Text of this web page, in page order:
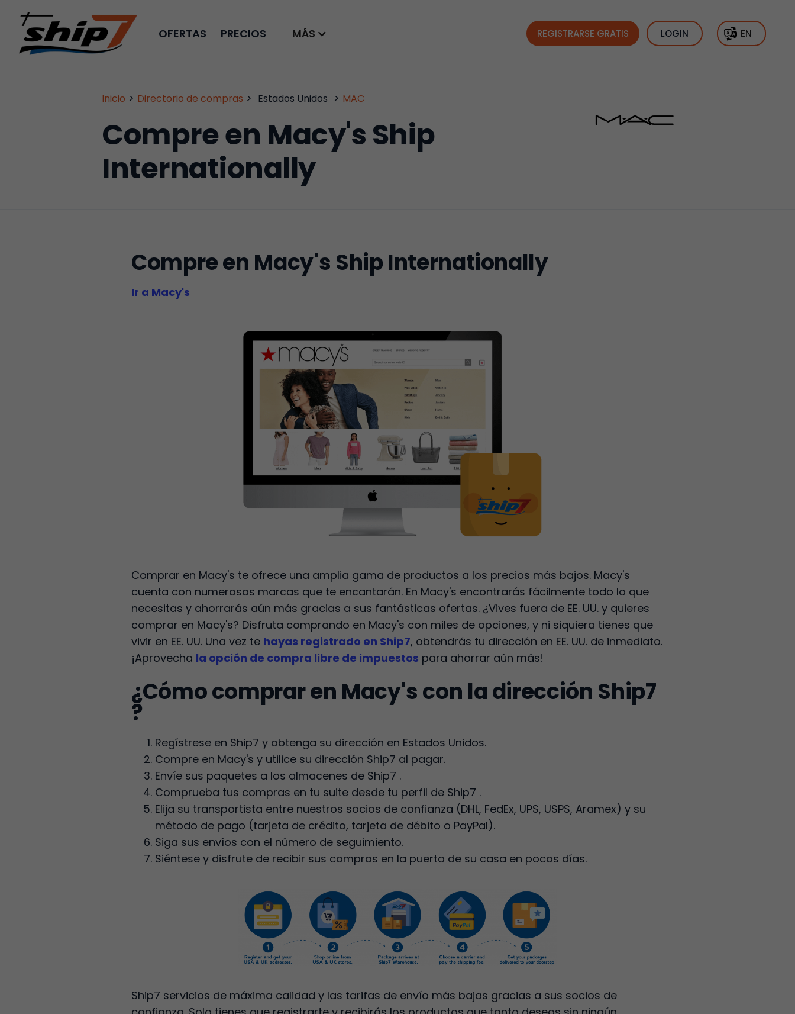
OFERTAS PRECIOS MÁS REGISTRARSE GRATIS LOGIN EN
Inicio > Directorio de compras > Estados Unidos > MAC
Compre en Macy's Ship
Internationally
Compre en Macy's Ship Internationally
Ir a Macy's
Comprar en Macy's te ofrece una amplia gama de productos a los precios más bajos. Macy's
cuenta con numerosas marcas que te encantarán. En Macy's encontrarás fácilmente todo lo que
necesitas y ahorrarás aún más gracias a sus fantásticas ofertas. ¿Vives fuera de EE. UU. y quieres
comprar en Macy's? Disfruta comprando en Macy's con miles de opciones, y ni siquiera tienes que
vivir en EE. UU. Una vez te hayas registrado en Ship7, obtendrás tu dirección en EE. UU. de inmediato.
¡Aprovecha la opción de compra libre de impuestos para ahorrar aún más!
¿Cómo comprar en Macy's con la dirección Ship7
?
Regístrese en Ship7 y obtenga su dirección en Estados Unidos.
Compre en Macy's y utilice su dirección Ship7 al pagar.
Envíe sus paquetes a los almacenes de Ship7 .
Comprueba tus compras en tu suite desde tu perfil de Ship7 .
Elija su transportista entre nuestros socios de confianza (DHL, FedEx, UPS, USPS, Aramex) y su
método de pago (tarjeta de crédito, tarjeta de débito o PayPal).
Siga sus envíos con el número de seguimiento.
Siéntese y disfrute de recibir sus compras en la puerta de su casa en pocos días.
Ship7 servicios de máxima calidad y las tarifas de envío más bajas gracias a sus socios de